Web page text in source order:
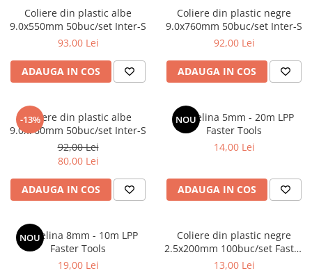
Centuri scule si hamuri
Folie pentru protectie mobila
Manusi pentru protectie
Saci pentru menaj
Chingi si cordeline
Coliere din plastic
Lampi pe gaz, fludor
Magneti pentru sudura in unghi
Ventuze
Alte gletiere
Gletiere din inox
Coliere din plastic albe
9.0x550mm 50buc/set Inter-S
93,00 Lei
ADAUGA IN COS
Coliere din plastic negre
9.0x760mm 50buc/set Inter-S
92,00 Lei
ADAUGA IN COS
-13%
Coliere din plastic albe
9.0x760mm 50buc/set Inter-S
92,00 Lei
80,00 Lei
ADAUGA IN COS
NOU
Cordelina 5mm - 20m LPP
Faster Tools
14,00 Lei
ADAUGA IN COS
NOU
Cordelina 8mm - 10m LPP
Faster Tools
19,00 Lei
Coliere din plastic negre
2.5x200mm 100buc/set Faster
Tools
13,00 Lei